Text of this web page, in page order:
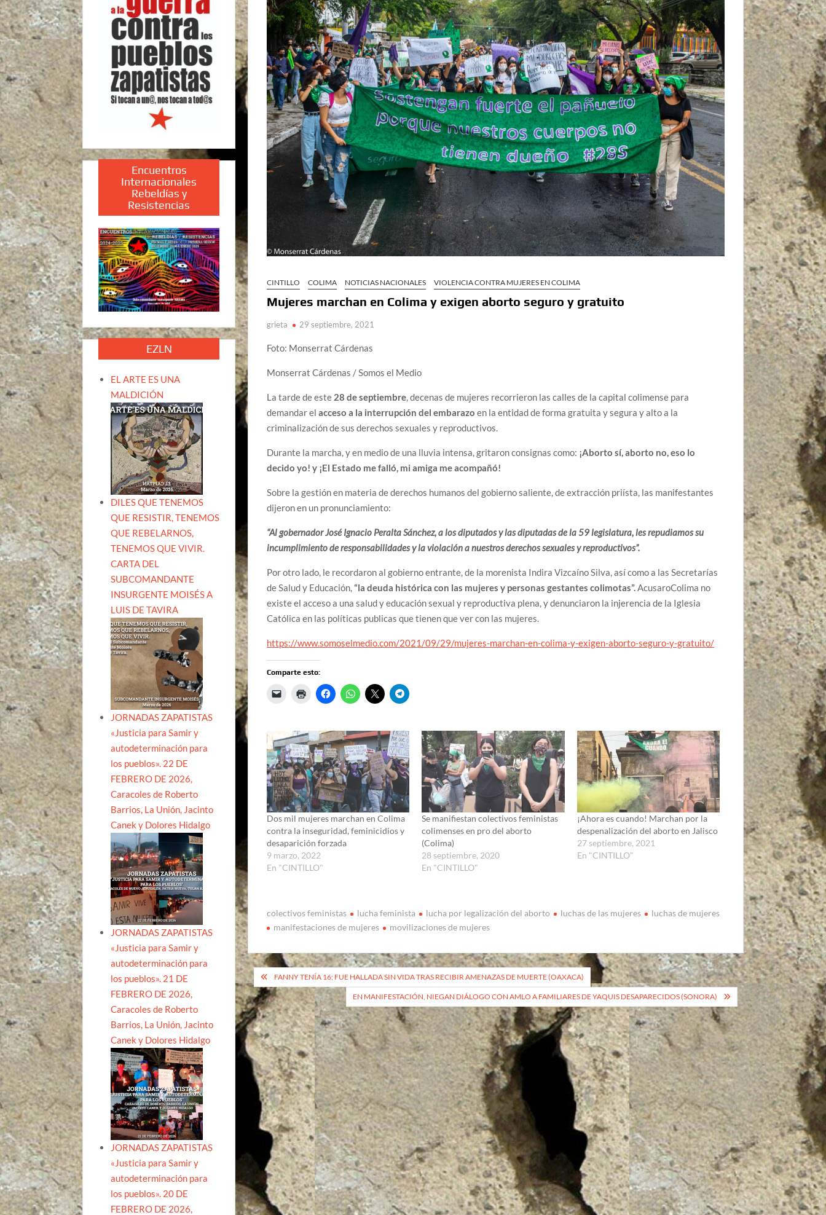
CINTILLO COLIMA NOTICIAS NACIONALES VIOLENCIA CONTRA MUJERES EN COLIMA
Mujeres marchan en Colima y exigen aborto seguro y gratuito
grieta 29 septiembre, 2021
Foto: Monserrat Cárdenas
Monserrat Cárdenas / Somos el Medio
La tarde de este 28 de septiembre, decenas de mujeres recorrieron las calles de la capital colimense para
demandar el acceso a la interrupción del embarazo en la entidad de forma gratuita y segura y alto a la
criminalización de sus derechos sexuales y reproductivos.
Durante la marcha, y en medio de una lluvia intensa, gritaron consignas como: ¡Aborto sí, aborto no, eso lo
decido yo! y ¡El Estado me falló, mi amiga me acompañó!
Sobre la gestión en materia de derechos humanos del gobierno saliente, de extracción priísta, las manifestantes
dijeron en un pronunciamiento:
“Al gobernador José Ignacio Peralta Sánchez, a los diputados y las diputadas de la 59 legislatura, les repudiamos su
incumplimiento de responsabilidades y la violación a nuestros derechos sexuales y reproductivos”.
Por otro lado, le recordaron al gobierno entrante, de la morenista Indira Vizcaíno Silva, así como a las Secretarías
de Salud y Educación,“la deuda histórica con las mujeres y personas gestantes colimotas”.AcusaroColima no
existe el acceso a una salud y educación sexual y reproductiva plena, y denunciaron la injerencia de la Iglesia
Católica en las políticas publicas que tienen que ver con las mujeres.
https://www.somoselmedio.com/2021/09/29/mujeres-marchan-en-colima-y-exigen-aborto-seguro-y-gratuito/
Comparte esto:
Dos mil mujeres marchan en Colima
contra la inseguridad, feminicidios y
desaparición forzada
9 marzo, 2022
En "CINTILLO"
Se manifiestan colectivos feministas
colimenses en pro del aborto
(Colima)
28 septiembre, 2020
En "CINTILLO"
¡Ahora es cuando! Marchan por la
despenalización del aborto en Jalisco
27 septiembre, 2021
En "CINTILLO"
colectivos feministas lucha feminista lucha por legalización del aborto luchas de las mujeres
luchas de mujeres
manifestaciones de mujeres
movilizaciones de mujeres
Navegación
de
entradas
FANNY TENÍA 16; FUE HALLADA SIN VIDA TRAS RECIBIR AMENAZAS DE MUERTE (OAXACA)
EN MANIFESTACIÓN, NIEGAN DIÁLOGO CON AMLO A FAMILIARES DE YAQUIS DESAPARECIDOS (SONORA)
Encuentros
Internacionales
Rebeldías y
Resistencias
EZLN
EL ARTE ES UNA
MALDICIÓN
DILES QUE TENEMOS
QUE RESISTIR, TENEMOS
QUE REBELARNOS,
TENEMOS QUE VIVIR.
CARTA DEL
SUBCOMANDANTE
INSURGENTE MOISÉS A
LUIS DE TAVIRA
JORNADAS ZAPATISTAS
«Justicia para Samir y
autodeterminación para
los pueblos». 22 DE
FEBRERO DE 2026,
Caracoles de Roberto
Barrios, La Unión, Jacinto
Canek y Dolores Hidalgo
JORNADAS ZAPATISTAS
«Justicia para Samir y
autodeterminación para
los pueblos». 21 DE
FEBRERO DE 2026,
Caracoles de Roberto
Barrios, La Unión, Jacinto
Canek y Dolores Hidalgo
JORNADAS ZAPATISTAS
«Justicia para Samir y
autodeterminación para
los pueblos». 20 DE
FEBRERO DE 2026,